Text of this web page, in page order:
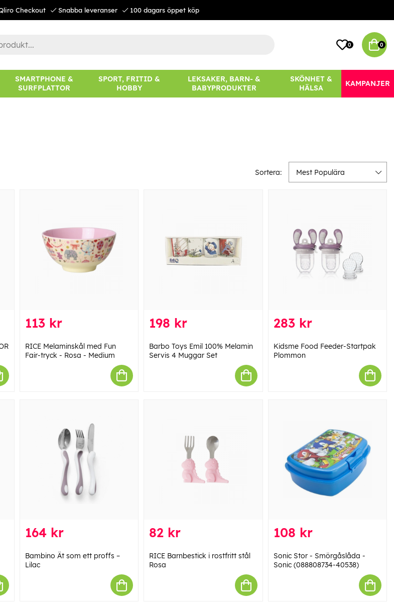
Checkout Snabba leveranser 100 dagars öppet köp
0 0
SMARTPHONE &
SURFPLATTOR
SPORT, FRITID &
HOBBY
LEKSAKER, BARN- &
BABYPRODUKTER
SKÖNHET &
HÄLSA
KAMPANJER
Sortera: Mest Populära
113 kr
RICE Melaminskål med Fun
Fair-tryck - Rosa - Medium
198 kr
Barbo Toys Emil 100% Melamin
Servis 4 Muggar Set
283 kr
Kidsme Food Feeder-Startpak
Plommon
164 kr
Bambino Ät som ett proffs –
Lilac
82 kr
RICE Barnbestick i rostfritt stål
Rosa
108 kr
Sonic Stor - Smörgåslåda -
Sonic (088808734-40538)